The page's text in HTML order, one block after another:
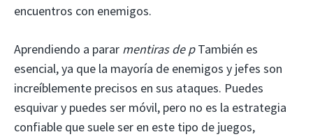
encuentros con enemigos.
Aprendiendo a parar mentiras de pTambién es
esencial, ya que la mayoría de enemigos y jefes son
increíblemente precisos en sus ataques. Puedes
esquivar y puedes ser móvil, pero no es la estrategia
confiable que suele ser en este tipo de juegos,